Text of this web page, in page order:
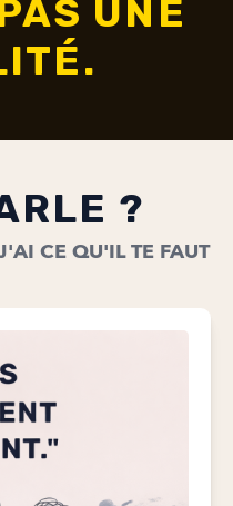
UNE
?
CE QU'IL TE FAUT